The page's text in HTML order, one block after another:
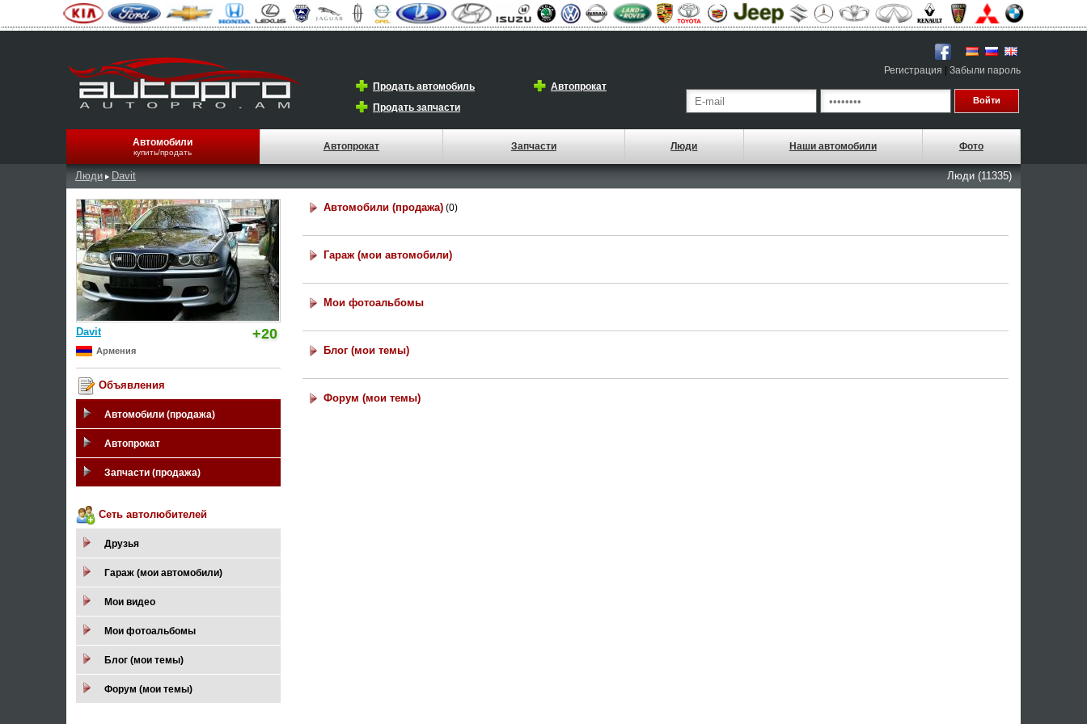
Продать автомобиль
Автопрокат
Продать запчасти
Регистрация Забыли пароль
Автомобили
купить/продать
Автопрокат Запчасти Люди Наши автомобили Фото
Люди Davit Люди (11335)
Davit +20
Армения
Объявления
Автомобили (продажа)
Автопрокат
Запчасти (продажа)
Сеть автолюбителей
Друзья
Гараж (мои автомобили)
Мои видео
Мои фотоальбомы
Блог (мои темы)
Форум (мои темы)
Автомобили (продажа) (0)
Гараж (мои автомобили)
Мои фотоальбомы
Блог (мои темы)
Форум (мои темы)